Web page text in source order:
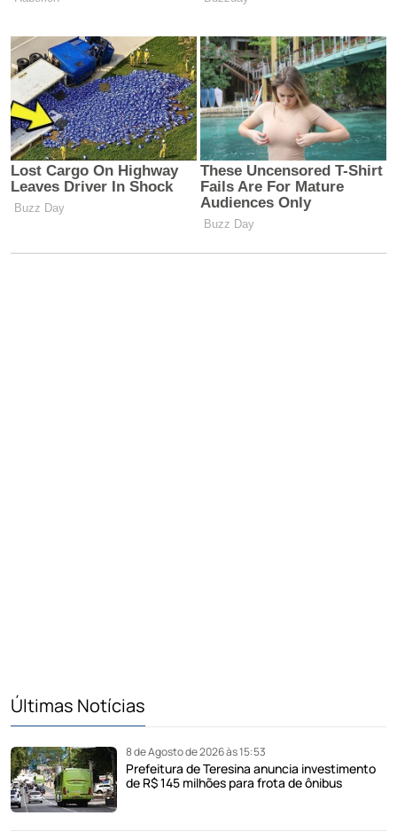
Últimas Notícias
8 de Agosto de 2026 às 15:53
Prefeitura de Teresina anuncia investimento
de R$ 145 milhões para frota de ônibus